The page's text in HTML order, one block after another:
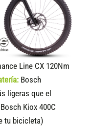
Line CX 120Nm
Bosch
ligeras que el
Bosch Kiox 400C
tu bicicleta)